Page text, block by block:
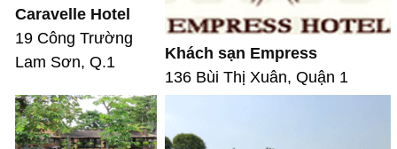
Caravelle Hotel
19 Công Trường
Lam Sơn, Q.1
Khách sạn Empress
136 Bùi Thị Xuân, Quận 1